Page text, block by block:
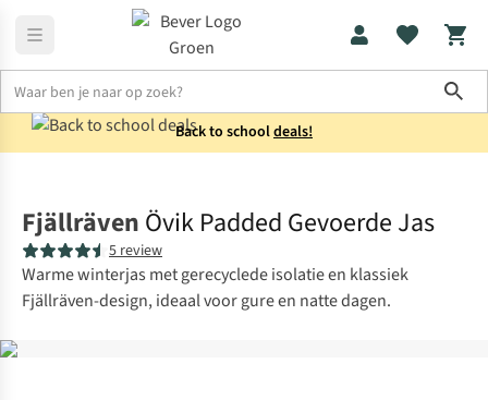
Back to schooldeals!
Fjällräven Övik Padded Gevoerde Jas
5 review
Warme winterjas met gerecyclede isolatie en klassiek
Fjällräven-design, ideaal voor gure en natte dagen.